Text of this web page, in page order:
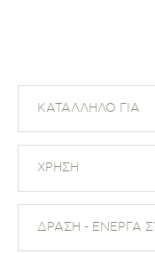
ΚΑΤΑΛΛΗΛΟ ΓΙΑ
ΧΡΗΣΗ
ΔΡΑΣΗ - ΕΝΕΡΓΑ